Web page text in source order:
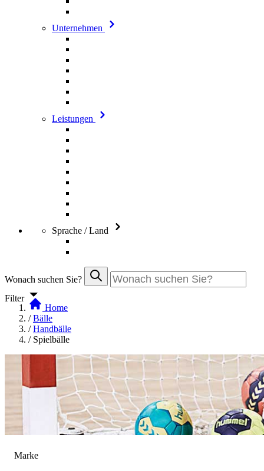
Unternehmen
Leistungen
Sprache / Land
Wonach suchen Sie?
Filter
Marke
Home
/ Bälle
/ Handbälle
/ Spielbälle